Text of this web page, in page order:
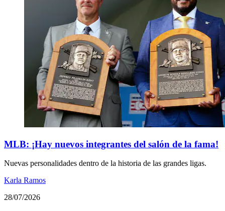
MLB: ¡Hay nuevos integrantes del salón de la fama!
Nuevas personalidades dentro de la historia de las grandes ligas.
Karla Ramos
28/07/2026